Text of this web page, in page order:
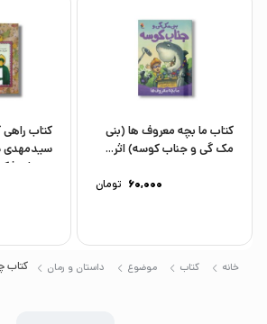
کتاب ما بچه معروف ها (بنی
مک گی و جناب کوسه) اثر...
60,000 تومان
کتاب راهی
سیدمهدی
پرورش
خانه کتاب موضوع داستان و رمان کتاب